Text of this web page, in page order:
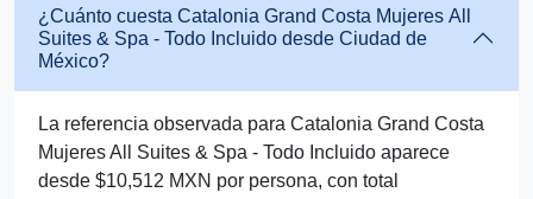
¿Cuánto cuesta Catalonia Grand Costa Mujeres All
Suites & Spa - Todo Incluido desde Ciudad de
México?
La referencia observada para Catalonia Grand Costa
Mujeres All Suites & Spa - Todo Incluido aparece
desde $10,512 MXN por persona, con total